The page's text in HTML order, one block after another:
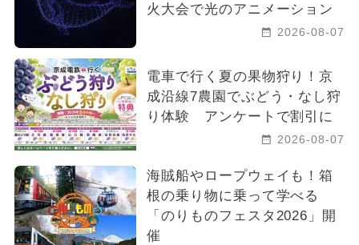
火大会で光のアニメーション
2026-08-07
電車で行く夏の果物狩り！京
成沿線7農園でぶどう・なし狩
り体験 アンケートで割引に
2026-08-07
海賊船やロープウェイも！箱
根の乗り物に乗って学べる
「のりものフェスタ2026」開
催